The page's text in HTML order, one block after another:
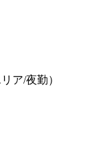
ア/夜勤）